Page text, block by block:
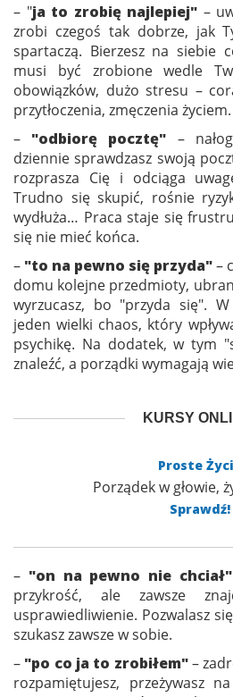
– "ja to zrobię najlepiej" –
zrobi czegoś tak dobrze, jak
spartaczą. Bierzesz na siebie
musi być zrobione wedle
obowiązków, dużo stresu –
przytłoczenia, zmęczenia życiem.
– "odbiorę pocztę" –
dziennie sprawdzasz swoją
rozprasza Cię i odciąga
Trudno się skupić, rośnie
wydłuża… Praca staje się
się nie mieć końca.
– "to na pewno się przyda"–
domu kolejne przedmioty,
wyrzucasz, bo "przyda się".
jeden wielki chaos, który
psychikę. Na dodatek, w tym
znaleźć, a porządki wymagają
KURSY
Proste
Porządek w głowie,
Sprawdź!
– "on na pewno nie chciał"
przykrość, ale zawsze
usprawiedliwienie. Pozwalasz
szukasz zawsze w sobie.
– "po co ja to zrobiłem"–
rozpamiętujesz, przeżywasz